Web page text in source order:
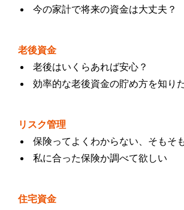
今の家計で将来の資金は大丈夫？
老後資金
老後はいくらあれば安心？
効率的な老後資金の貯め方を知り
リスク管理
保険ってよくわからない、そもそ
私に合った保険か調べて欲しい
住宅資金